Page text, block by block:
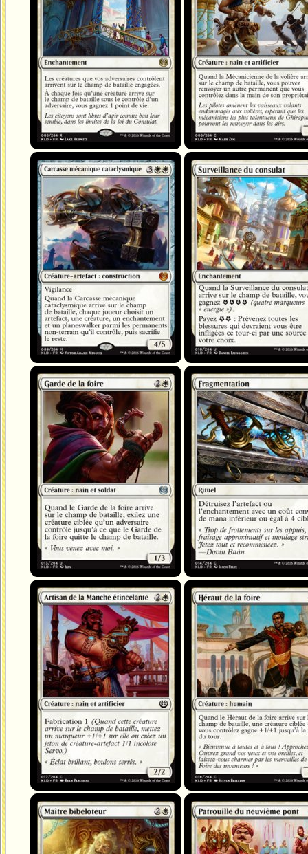
Carcasse mécanique cataclysmique Surveillance du consulat
Garde de la foire Fragmentation
Artisan de la Manche étincelante Héraut de la foire
Maître bibeloteur Patrouille du neuvième pont